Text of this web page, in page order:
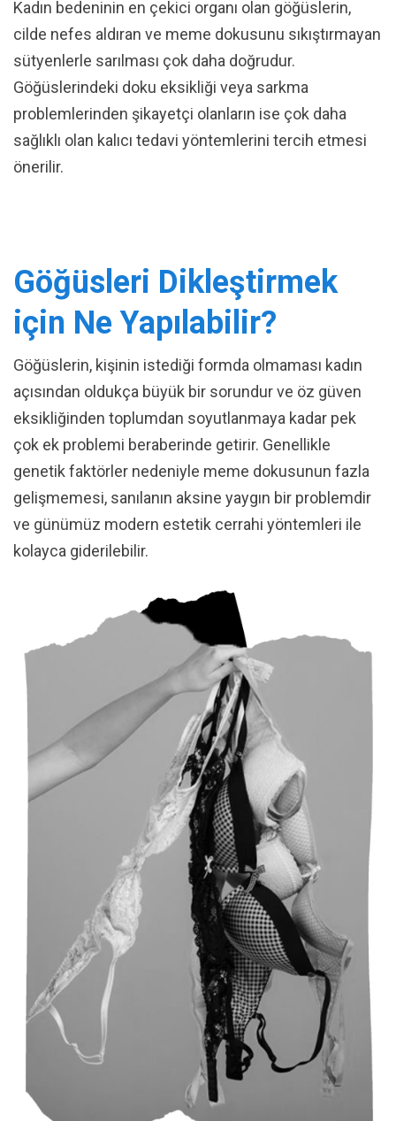
Kadın bedeninin en çekici organı olan göğüslerin,
cilde nefes aldıran ve meme dokusunu sıkıştırmayan
sütyenlerle sarılması çok daha doğrudur.
Göğüslerindeki doku eksikliği veya sarkma
problemlerinden şikayetçi olanların ise çok daha
sağlıklı olan kalıcı tedavi yöntemlerini tercih etmesi
önerilir.
Göğüsleri Dikleştirmek
için Ne Yapılabilir?
Göğüslerin, kişinin istediği formda olmaması kadın
açısından oldukça büyük bir sorundur ve öz güven
eksikliğinden toplumdan soyutlanmaya kadar pek
çok ek problemi beraberinde getirir. Genellikle
genetik faktörler nedeniyle meme dokusunun fazla
gelişmemesi, sanılanın aksine yaygın bir problemdir
ve günümüz modern estetik cerrahi yöntemleri ile
kolayca giderilebilir.